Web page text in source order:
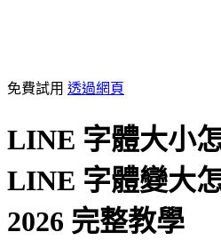
免費試用 透過網頁
LINE 字體大小
LINE 字體變大
2026 完整教學